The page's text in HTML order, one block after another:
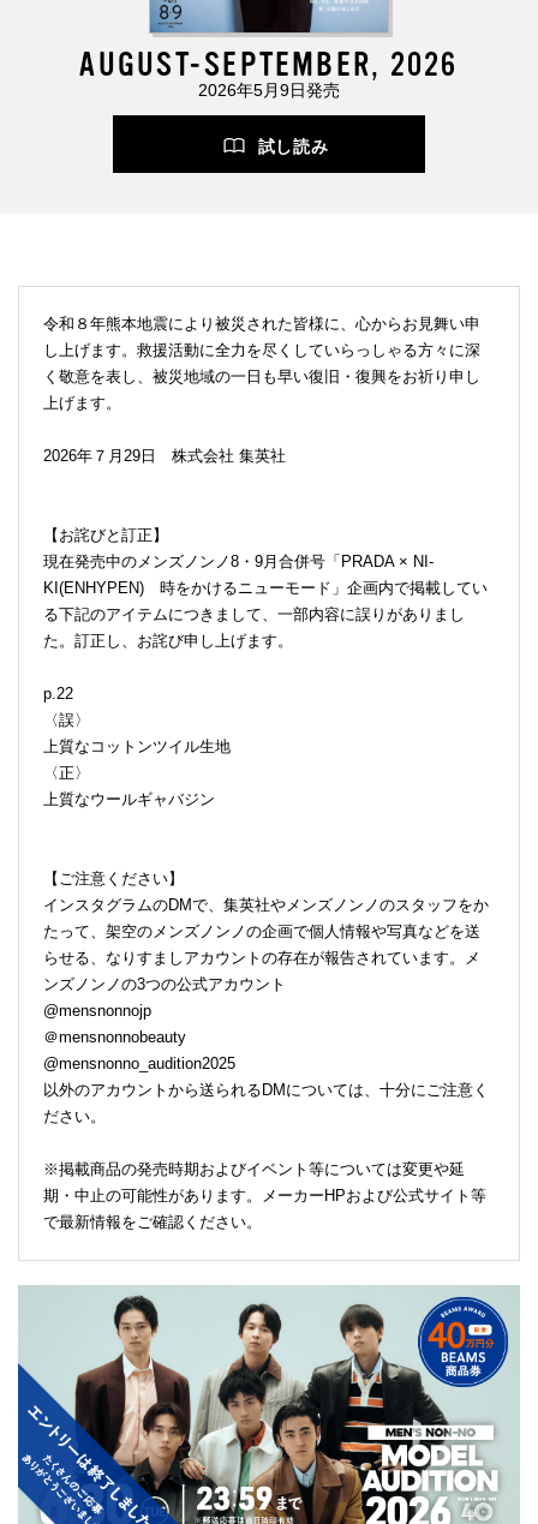
AUGUST-SEPTEMBER, 2026
2026年5月9日発売
試し読み
令和８年熊本地震により被災された皆様に、心からお見舞い申
し上げます。救援活動に全力を尽くしていらっしゃる方々に深
く敬意を表し、被災地域の一日も早い復旧・復興をお祈り申し
上げます。
2026年７月29日 株式会社 集英社
【お詫びと訂正】
現在発売中のメンズノンノ8・9月合併号「PRADA × NI-
KI(ENHYPEN) 時をかけるニューモード」企画内で掲載してい
る下記のアイテムにつきまして、一部内容に誤りがありまし
た。訂正し、お詫び申し上げます。
p.22
〈誤〉
上質なコットンツイル生地
〈正〉
上質なウールギャバジン
【ご注意ください】
インスタグラムのDMで、集英社やメンズノンノのスタッフをか
たって、架空のメンズノンノの企画で個人情報や写真などを送
らせる、なりすましアカウントの存在が報告されています。メ
ンズノンノの3つの公式アカウント
@mensnonnojp
＠mensnonnobeauty
@mensnonno_audition2025
以外のアカウントから送られるDMについては、十分にご注意く
ださい。
※掲載商品の発売時期およびイベント等については変更や延
期・中止の可能性があります。メーカーHPおよび公式サイト等
で最新情報をご確認ください。